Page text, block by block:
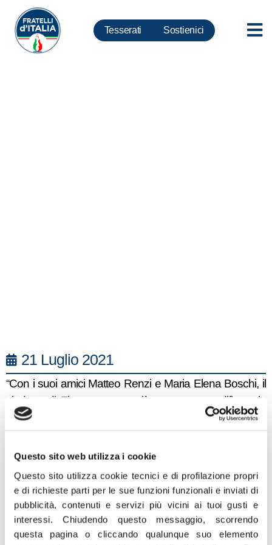
Questo sito web utilizza i cookie
Questo sito utilizza cookie tecnici e di profilazione propri
e di richieste parti per le sue funzioni funzionali e inviati di
pubblicità, contenuti e servizi più vicini ai tuoi gusti e
interessi.Chiudendo questo messaggio, scorrendo
questa pagina o cliccando qualunque suo elemento
Tesserati Sostienici
21 Luglio 2021
“Con i suoi amici Matteo Renzi e Maria Elena Boschi, il
sindaco di Firenze aveva già provato a modificare la
Costituzione. Ma gli era andata decisamente male. A
2016.Nardella è addirittura pronto ad adottare delle
spregio all’architrave legislativo nazionale. Siamo alla
follia. Queste posizioni oltranziste sono gravi e fanno
venir meno i diritti fondamentali dei cittadini. Ma non solo!
Il passaporto vaccinale andrebbe a colpire quei settori